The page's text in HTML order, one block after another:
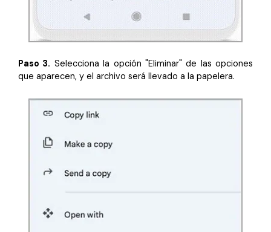
Paso 3. Selecciona la opción "Eliminar" de las opciones
que aparecen, y el archivo será llevado a la papelera.